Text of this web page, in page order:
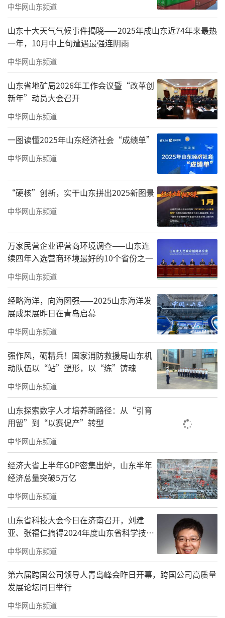
日前，卡奥斯COSMOPlat与四川爱达乐食
品有限公司（简称“爱达乐食品”）成功签
约，将以德阳市工业互联网综合服务平台为基
础，通过线上评估诊断及线下专家调研等方
式，为四川爱达乐食品有限责任公司，提供数
字化咨询规划及数字化改造建设服务。此次合
作是卡奥斯COSMOPlat在川渝区域又一个里程
碑。
爱达乐品牌成立于1996年，专业从事面
包、蛋糕、西点、饼干、川粽、川饼和川礼等
烘焙食品的研发、生产及销售。公司成立之
初，便以“用心创造美味以爱传递快乐”为市
场理念，创造出深受广大顾客喜爱的品牌。目
前爱达乐食品拥有按照国际标准设计的现代化
中央工厂，并且已覆盖全川32城-320余家品牌
连锁门店。
卡奥斯COSMOPlat将基于爱达乐食品战略
愿景和厚积优势，依据《四川省制造业数字化
转型智能化升级评价指标体系》开展线下评估
诊断，并依据数字化战略顶层设计，为爱达乐
食品提供基于设备数字化管理平台和WMS等系
统的数字化改造建设服务，助力爱达乐食品中
央工厂加速数智化升级。
作为国家级“双跨”平台六连冠，卡奥斯C
OSMOPlat以跨行业、跨领域深度赋能能力，已
打造12家世界级“灯塔工厂”，覆盖家电、食
品饮料、光纤等行业。此次基于德阳市工业互
联网综合服务平台助力爱达乐食品数智化升
级，将为区域数字化转型注入新动能，推动新
型工业化高质量发展。
中华网山东频道
山东十大天气气候事件揭晓——2025年成山东近74年来最热
一年，10月中上旬遭遇最强连阴雨
中华网山东频道
山东省地矿局2026年工作会议暨“改革创
新年”动员大会召开
中华网山东频道
一图读懂2025年山东经济社会“成绩单”
中华网山东频道
“硬核”创新，实干山东拼出2025新图景
中华网山东频道
万家民营企业评营商环境调查——山东连
续四年入选营商环境最好的10个省份之一
中华网山东频道
经略海洋，向海图强——2025山东海洋发
展成果展昨日在青岛启幕
中华网山东频道
强作风，砺精兵！国家消防救援局山东机
动队伍以“站”塑形，以“练”铸魂
中华网山东频道
山东探索数字人才培养新路径：从“引育
用留”到“以赛促产”转型
中华网山东频道
经济大省上半年GDP密集出炉，山东半年
经济总量突破5万亿
中华网山东频道
山东省科技大会今日在济南召开，刘建
亚、张福仁摘得2024年度山东省科学技术
奖最高奖！
中华网山东频道
第六届跨国公司领导人青岛峰会昨日开幕，跨国公司高质量
发展论坛同日举行
中华网山东频道